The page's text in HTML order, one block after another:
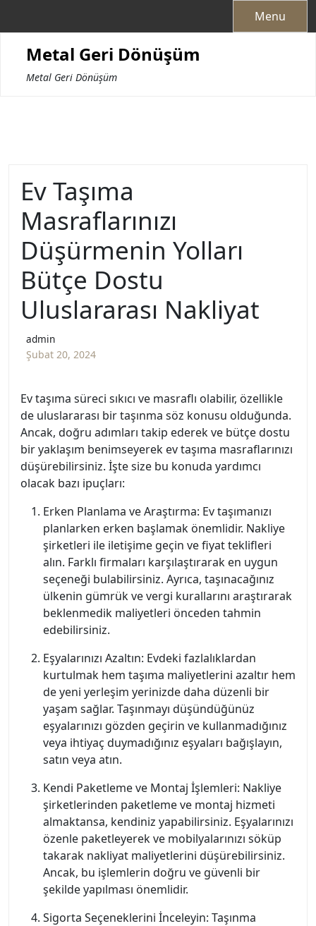
Menu
Metal Geri Dönüşüm
Metal Geri Dönüşüm
Ev Taşıma
Masraflarınızı
Düşürmenin Yolları
Bütçe Dostu
Uluslararası Nakliyat
admin
Şubat 20, 2024
Ev taşıma süreci sıkıcı ve masraflı olabilir, özellikle
de uluslararası bir taşınma söz konusu olduğunda.
Ancak, doğru adımları takip ederek ve bütçe dostu
bir yaklaşım benimseyerek ev taşıma masraflarınızı
düşürebilirsiniz. İşte size bu konuda yardımcı
olacak bazı ipuçları:
Erken Planlama ve Araştırma: Ev taşımanızı
planlarken erken başlamak önemlidir. Nakliye
şirketleri ile iletişime geçin ve fiyat teklifleri
alın. Farklı firmaları karşılaştırarak en uygun
seçeneği bulabilirsiniz. Ayrıca, taşınacağınız
ülkenin gümrük ve vergi kurallarını araştırarak
beklenmedik maliyetleri önceden tahmin
edebilirsiniz.
Eşyalarınızı Azaltın: Evdeki fazlalıklardan
kurtulmak hem taşıma maliyetlerini azaltır hem
de yeni yerleşim yerinizde daha düzenli bir
yaşam sağlar. Taşınmayı düşündüğünüz
eşyalarınızı gözden geçirin ve kullanmadığınız
veya ihtiyaç duymadığınız eşyaları bağışlayın,
satın veya atın.
Kendi Paketleme ve Montaj İşlemleri: Nakliye
şirketlerinden paketleme ve montaj hizmeti
almaktansa, kendiniz yapabilirsiniz. Eşyalarınızı
özenle paketleyerek ve mobilyalarınızı söküp
takarak nakliyat maliyetlerini düşürebilirsiniz.
Ancak, bu işlemlerin doğru ve güvenli bir
şekilde yapılması önemlidir.
Sigorta Seçeneklerini İnceleyin: Taşınma